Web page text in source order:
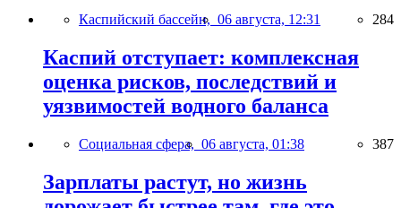
Каспийский бассейн, 06 августа, 12:31 284
Каспий отступает: комплексная
оценка рисков, последствий и
уязвимостей водного баланса
Социальная сфера, 06 августа, 01:38 387
Зарплаты растут, но жизнь